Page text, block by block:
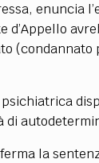
enuncia
d’Appello
(condannato
di
la